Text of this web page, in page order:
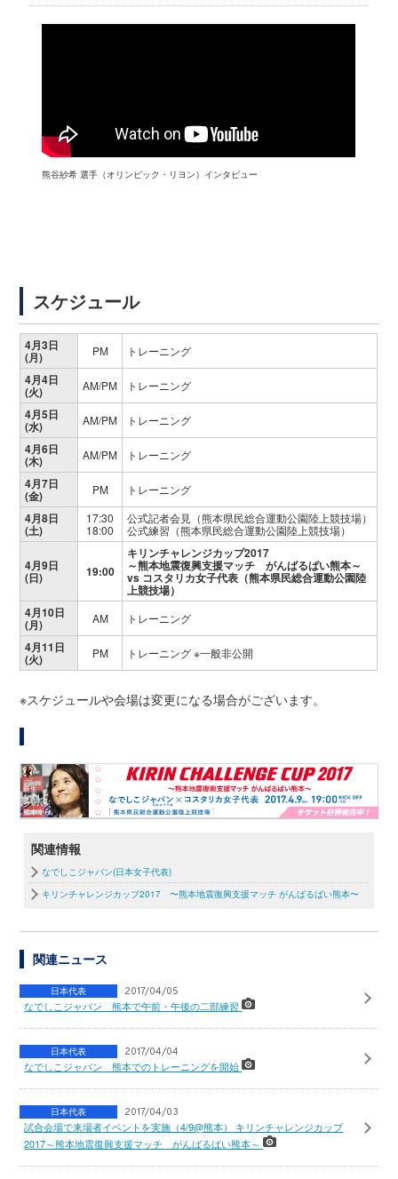
熊谷紗希 選手（オリンピック・リヨン）インタビュー
スケジュール
4月3日
(月) PM トレーニング
4月4日
(火) AM/PM トレーニング
4月5日
(水) AM/PM トレーニング
4月6日
(木) AM/PM トレーニング
4月7日
(金) PM トレーニング
4月8日
(土)
17:30
18:00
公式記者会見（熊本県民総合運動公園陸上競技場）
公式練習（熊本県民総合運動公園陸上競技場）
4月9日
(日) 19:00
キリンチャレンジカップ2017
～熊本地震復興支援マッチ がんばるばい熊本～
vs コスタリカ女子代表（熊本県民総合運動公園陸
上競技場）
4月10日
(月) AM トレーニング
4月11日
(火) PM トレーニング ※一般非公開
※スケジュールや会場は変更になる場合がございます。
関連情報
なでしこジャパン(日本女子代表)
キリンチャレンジカップ2017 〜熊本地震復興支援マッチ がんばるばい熊本〜
関連ニュース
日本代表 2017/04/05
なでしこジャパン 熊本で午前・午後の二部練習
日本代表 2017/04/04
なでしこジャパン 熊本でのトレーニングを開始
日本代表 2017/04/03
試合会場で来場者イベントを実施（4/9@熊本） キリンチャレンジカップ
2017～熊本地震復興支援マッチ がんばるばい熊本～